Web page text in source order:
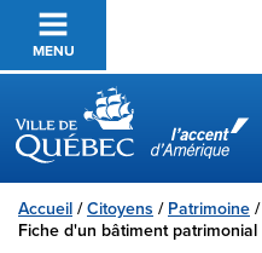
Passer au contenu principal
MENU
Ville de Québec
Accueil /Citoyens / Patrimoine /
Fiche d'un bâtiment patrimonial